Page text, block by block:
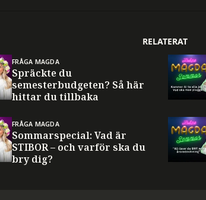
RELATERAT
FRÅGA MAGDA
Spräckte du
semesterbudgeten? Så här
hittar du tillbaka
FRÅGA MAGDA
Sommarspecial: Vad är
STIBOR – och varför ska du
bry dig?